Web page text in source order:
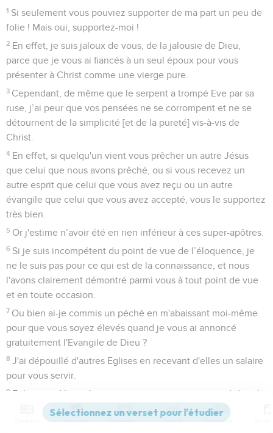
1 Si seulement vous pouviez supporter de ma part un peu de
folie ! Mais oui, supportez-moi !
2 En effet, je suis jaloux de vous, de la jalousie de Dieu,
parce que je vous ai fiancés à un seul époux pour vous
présenter à Christ comme une vierge pure.
3 Cependant, de même que le serpent a trompé Eve par sa
ruse, j’ai peur que vos pensées ne se corrompent et ne se
détournent de la simplicité [et de la pureté] vis-à-vis de
Christ.
4 En effet, si quelqu'un vient vous prêcher un autre Jésus
que celui que nous avons prêché, ou si vous recevez un
autre esprit que celui que vous avez reçu ou un autre
évangile que celui que vous avez accepté, vous le supportez
très bien.
5 Or j'estime n’avoir été en rien inférieur à ces super-apôtres.
6 Si je suis incompétent du point de vue de l’éloquence, je
ne le suis pas pour ce qui est de la connaissance, et nous
l'avons clairement démontré parmi vous à tout point de vue
et en toute occasion.
7 Ou bien ai-je commis un péché en m'abaissant moi-même
pour que vous soyez élevés quand je vous ai annoncé
gratuitement l'Evangile de Dieu ?
8 J'ai dépouillé d'autres Eglises en recevant d'elles un salaire
pour vous servir.
9 Et lorsque j'étais chez vous et que je me suis trouvé dans le
besoin, je n'ai été à la charge de personne, car les frères
venus de Macédoine ont pourvu à ce qui me manquait. En
Versions Commentaires Strong